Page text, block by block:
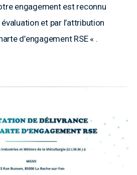
engagement est reconnu
et par l’attribution
d’engagement RSE « .